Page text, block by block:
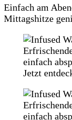
Einfach am
Mittagshitze